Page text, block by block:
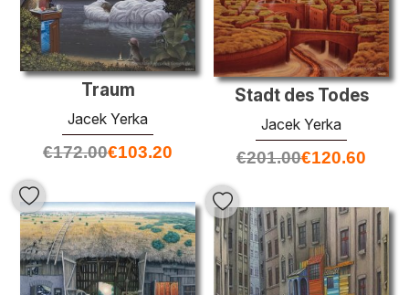
Stadt des Todes
Jacek Yerka
€201.00€120.60
Traum
Jacek Yerka
€172.00€103.20